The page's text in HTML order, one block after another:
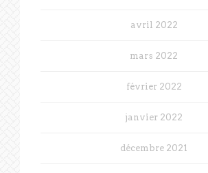
avril 2022
mars 2022
février 2022
janvier 2022
décembre 2021